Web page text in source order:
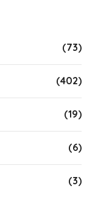
(73)
(402)
(19)
(6)
(3)